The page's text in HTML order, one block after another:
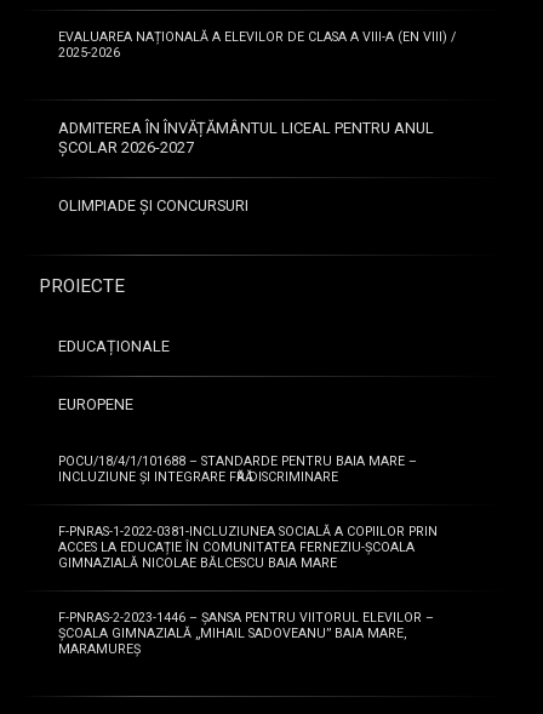
EVALUAREA NAȚIONALĂ A ELEVILOR DE CLASA A VIII-A (EN VIII) /
2025-2026
ADMITEREA ÎN ÎNVĂȚĂMÂNTUL LICEAL PENTRU ANUL
ȘCOLAR 2026-2027
OLIMPIADE ȘI CONCURSURI
PROIECTE
EDUCAȚIONALE
EUROPENE
POCU/18/4/1/101688 – STANDARDE PENTRU BAIA MARE –
INCLUZIUNE ȘI INTEGRARE FӐRӐ DISCRIMINARE
F-PNRAS-1-2022-0381-INCLUZIUNEA SOCIALĂ A COPIILOR PRIN
ACCES LA EDUCAȚIE ÎN COMUNITATEA FERNEZIU-ȘCOALA
GIMNAZIALĂ NICOLAE BĂLCESCU BAIA MARE
F-PNRAS-2-2023-1446 – ȘANSA PENTRU VIITORUL ELEVILOR –
ȘCOALA GIMNAZIALĂ „MIHAIL SADOVEANU” BAIA MARE,
MARAMUREȘ